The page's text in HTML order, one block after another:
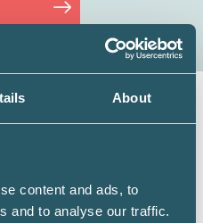
About
content and ads, to
and to analyse our traffic.
konsulterna